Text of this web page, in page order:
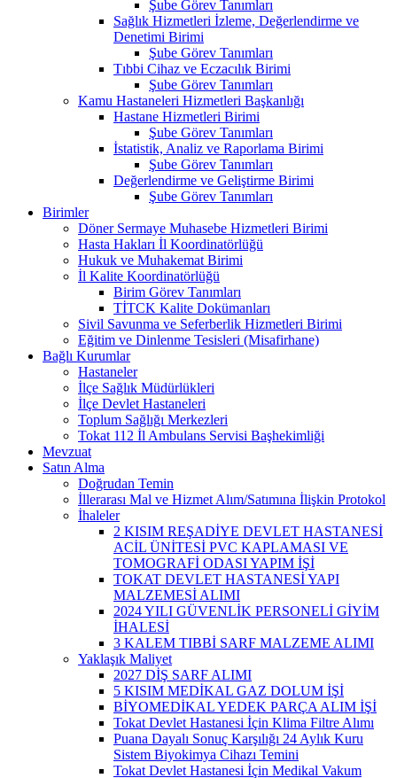
Şube Görev Tanımları
Sağlık Hizmetleri İzleme, Değerlendirme ve
Denetimi Birimi
Şube Görev Tanımları
Tıbbi Cihaz ve Eczacılık Birimi
Şube Görev Tanımları
Kamu Hastaneleri Hizmetleri Başkanlığı
Hastane Hizmetleri Birimi
Şube Görev Tanımları
İstatistik, Analiz ve Raporlama Birimi
Şube Görev Tanımları
Değerlendirme ve Geliştirme Birimi
Şube Görev Tanımları
Birimler
Döner Sermaye Muhasebe Hizmetleri Birimi
Hasta Hakları İl Koordinatörlüğü
Hukuk ve Muhakemat Birimi
İl Kalite Koordinatörlüğü
Birim Görev Tanımları
TİTCK Kalite Dokümanları
Sivil Savunma ve Seferberlik Hizmetleri Birimi
Eğitim ve Dinlenme Tesisleri (Misafirhane)
Bağlı Kurumlar
Hastaneler
İlçe Sağlık Müdürlükleri
İlçe Devlet Hastaneleri
Toplum Sağlığı Merkezleri
Tokat 112 İl Ambulans Servisi Başhekimliği
Mevzuat
Satın Alma
Doğrudan Temin
İllerarası Mal ve Hizmet Alım/Satımına İlişkin Protokol
İhaleler
2 KISIM REŞADİYE DEVLET HASTANESİ
ACİL ÜNİTESİ PVC KAPLAMASI VE
TOMOGRAFİ ODASI YAPIM İŞİ
TOKAT DEVLET HASTANESİ YAPI
MALZEMESİ ALIMI
2024 YILI GÜVENLİK PERSONELİ GİYİM
İHALESİ
3 KALEM TIBBİ SARF MALZEME ALIMI
Yaklaşık Maliyet
2027 DİŞ SARF ALIMI
5 KISIM MEDİKAL GAZ DOLUM İŞİ
BİYOMEDİKAL YEDEK PARÇA ALIM İŞİ
Tokat Devlet Hastanesi İçin Klima Filtre Alımı
Puana Dayalı Sonuç Karşılığı 24 Aylık Kuru
Sistem Biyokimya Cihazı Temini
Tokat Devlet Hastanesi İçin Medikal Vakum